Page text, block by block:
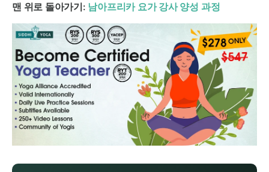
맨 위로 돌아가기: 남아프리카 요가 강사 양성 과정